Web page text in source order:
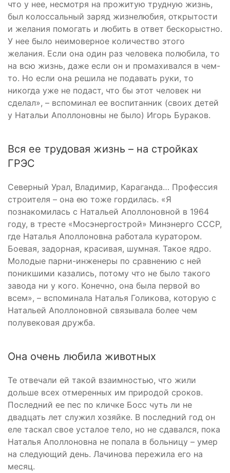
что у нее, несмотря на прожитую трудную жизнь,
был колоссальный заряд жизнелюбия, открытости
и желания помогать и любить в ответ бескорыстно.
У нее было неимоверное количество этого
желания. Если она один раз человека полюбила, то
на всю жизнь, даже если он и промахивался в чем-
то. Но если она решила не подавать руки, то
никогда уже не подаст, что бы этот человек ни
сделал», – вспоминал ее воспитанник (своих детей
у Натальи Аполлоновны не было) Игорь Бураков.
Вся ее трудовая жизнь – на стройках
ГРЭС
Северный Урал, Владимир, Караганда… Профессия
строителя – она ею тоже гордилась. «Я
познакомилась с Натальей Аполлоновной в 1964
году, в тресте «Мосэнергострой» Минэнерго СССР,
где Наталья Аполлоновна работала куратором.
Боевая, задорная, красивая, шумная. Такое ядро.
Молодые парни-инженеры по сравнению с ней
поникшими казались, потому что не было такого
завода ни у кого. Конечно, она была первой во
всем», – вспоминала Наталья Голикова, которую с
Натальей Аполлоновной связывала более чем
полувековая дружба.
Она очень любила животных
Те отвечали ей такой взаимностью, что жили
дольше всех отмеренных им природой сроков.
Последний ее пес по кличке Босс чуть ли не
двадцать лет служил хозяйке. В последний год он
еле таскал свое усталое тело, но не сдавался, пока
Наталья Аполлоновна не попала в больницу – умер
на следующий день. Лачинова пережила его на
месяц.